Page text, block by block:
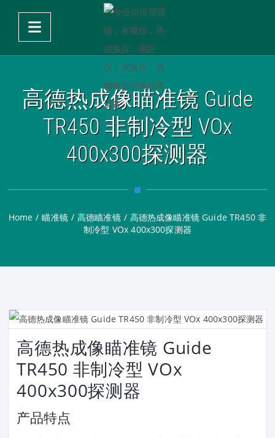
高德热成像瞄准镜 Guide
TR450 非制冷型 VOx
400x300探测器
Home / 瞄准镜 / 高德瞄准镜 / 高德热成像瞄准镜 Guide TR450 非
制冷型 VOx 400x300探测器
高德热成像瞄准镜 Guide
TR450 非制冷型 VOx
400x300探测器
产品特点